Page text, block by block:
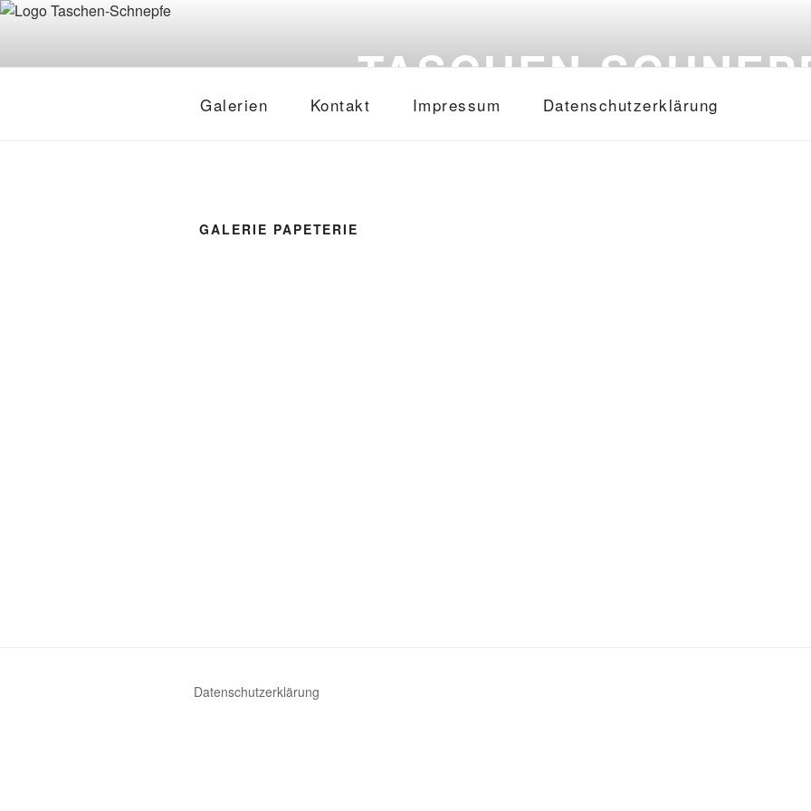
Zum
TASCHEN-
Galerien Kontakt Impressum Datenschutzerklärung
GALERIE PAPETERIE
Datenschutzerklärung